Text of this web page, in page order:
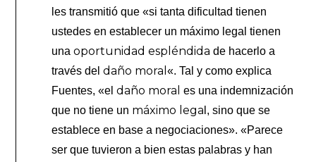
les transmitió que «si tanta dificultad tienen
ustedes en establecer un máximo legal tienen
unaoportunidad espléndida de hacerlo a
través deldaño moral«. Tal y como explica
Fuentes, «eldaño moral es una indemnización
que no tiene un máximo lega l, sino que se
establece en base a negociaciones». «Parece
ser que tuvieron a bien estas palabras y han